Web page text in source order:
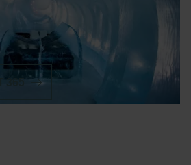
tillgång till toaletter i ICEHOTEL
dina tillhörigheter i Riverside
365